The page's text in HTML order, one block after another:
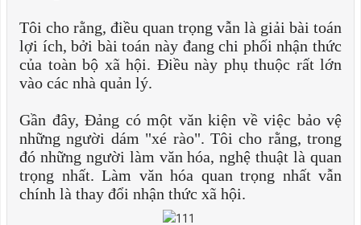
Tôi cho rằng, điều quan trọng vẫn là giải bài toán
lợi ích, bởi bài toán này đang chi phối nhận thức
của toàn bộ xã hội. Điều này phụ thuộc rất lớn
vào các nhà quản lý.
Gần đây, Đảng có một văn kiện về việc bảo vệ
những người dám "xé rào". Tôi cho rằng, trong
đó những người làm văn hóa, nghệ thuật là quan
trọng nhất. Làm văn hóa quan trọng nhất vẫn
chính là thay đổi nhận thức xã hội.